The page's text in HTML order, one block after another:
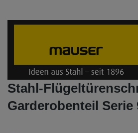
Stahl-
Garderobenteil Serie